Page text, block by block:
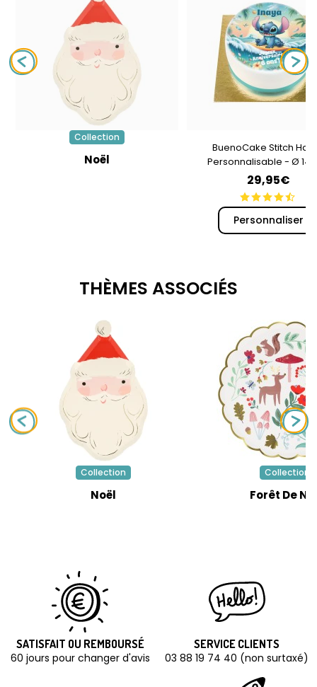
Collection
Noël
BuenoCake Stitch
Personnalisable - Ø 14
29,95€
Personnaliser
THÈMES ASSOCIÉS
Collection
Noël
Collection
Forêt De
SATISFAIT OU REMBOURSÉ
60 jours pour changer d'avis
SERVICE CLIENTS
03 88 19 74 40 (non surtaxé)